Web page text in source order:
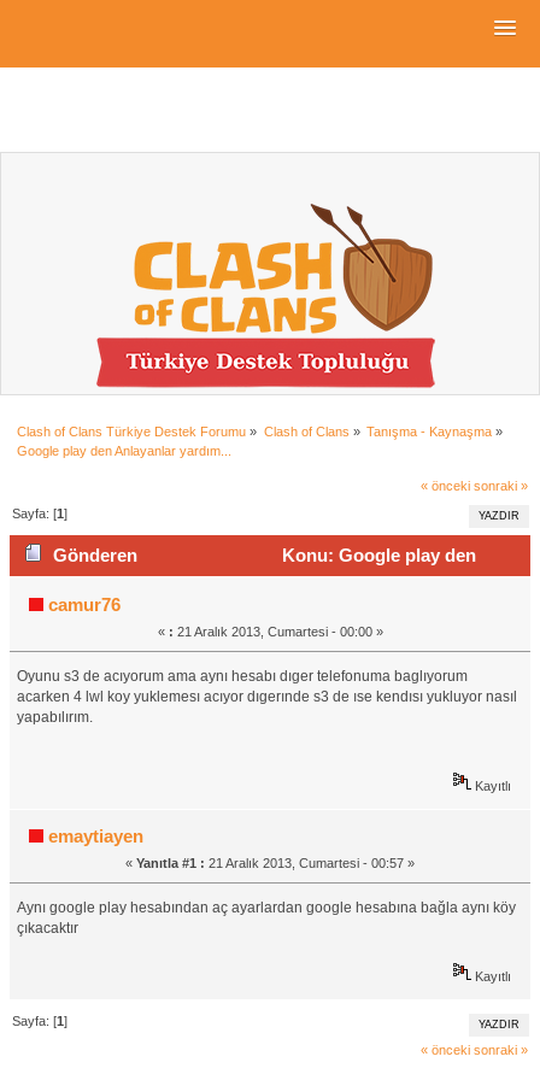
Clash of Clans Türkiye Destek Forumu » Clash of Clans » Tanışma - Kaynaşma»
Google play den Anlayanlar yardım...
« önceki sonraki »
YAZDIR
Sayfa: [1]
Gönderen
Konu: Google play den
Anlayanlar yardım... (Okunma sayısı 979 defa)
camur76
« : 21 Aralık 2013, Cumartesi - 00:00 »
Oyunu s3 de acıyorum ama aynı hesabı dıger telefonuma baglıyorum
acarken 4 lwl koy yuklemesı acıyor dıgerınde s3 de ıse kendısı yukluyor nasıl
yapabılırım.
Kayıtlı
emaytiayen
« Yanıtla #1 : 21 Aralık 2013, Cumartesi - 00:57 »
Aynı google play hesabından aç ayarlardan google hesabına bağla aynı köy
çıkacaktır
Kayıtlı
YAZDIR
Sayfa: [1]
« önceki sonraki »